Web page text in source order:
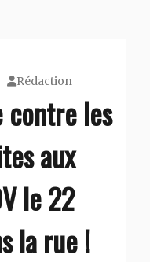
Rédaction
contre les
aux
le 22
la rue !